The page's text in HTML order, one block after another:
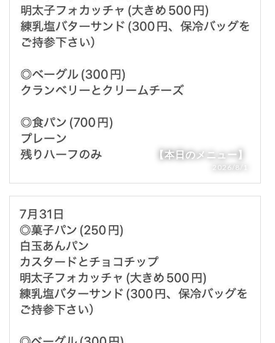
【本日のメニュー】
2026/8/1